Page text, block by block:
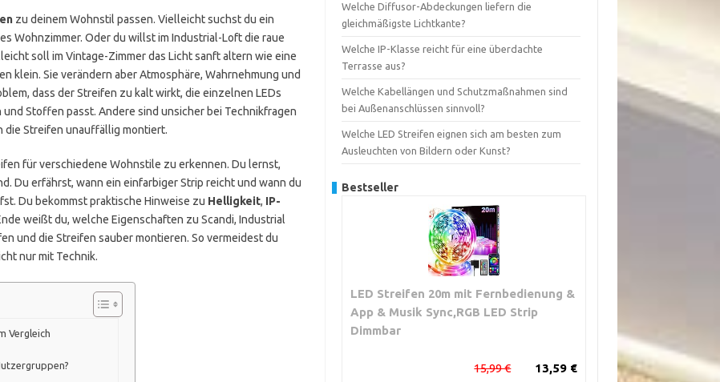
zu deinem Wohnstil passen. Vielleicht suchst du ein
Wohnzimmer. Oder du willst im Industrial-Loft die raue
soll im Vintage-Zimmer das Licht sanft altern wie eine
klein. Sie verändern aber Atmosphäre, Wahrnehmung und
dass der Streifen zu kalt wirkt, die einzelnen LEDs
Stoffen passt. Andere sind unsicher bei Technikfragen
die Streifen unauffällig montiert.
für verschiedene Wohnstile zu erkennen. Du lernst,
Du erfährst, wann ein einfarbiger Strip reicht und wann du
Du bekommst praktische Hinweise zu Helligkeit, IP-
weißt du, welche Eigenschaften zu Scandi, Industrial
und die Streifen sauber montieren. So vermeidest du
nur mit Technik.
Vergleich
Welche Diffusor-Abdeckungen liefern die
gleichmäßigste Lichtkante?
Welche IP-Klasse reicht für eine überdachte
Terrasse aus?
Welche Kabellängen und Schutzmaßnahmen sind
bei Außenanschlüssen sinnvoll?
Welche LED Streifen eignen sich am besten zum
Ausleuchten von Bildern oder Kunst?
Bestseller
LED Streifen 20m mit Fernbedienung &
App & Musik Sync,RGB LED Strip
Dimmbar
13,59 €
15,99 €